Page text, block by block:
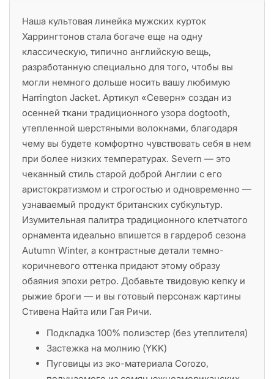
Наша культовая линейка мужских курток
Харрингтонов стала богаче еще на одну
классическую, типично английскую вещь,
разработанную специально для того, чтобы вы
могли немного дольше носить вашу любимую
Harrington Jacket. Артикул «Северн» создан из
осенней ткани традиционного узора dogtooth,
утепленной шерстяными волокнами, благодаря
чему вы будете комфортно чувствовать себя в нем
при более низких температурах. Severn — это
чеканный стиль старой доброй Англии с его
аристократизмом и строгостью и одновременно —
узнаваемый продукт британских субкультур.
Изумительная палитра традиционного клетчатого
орнамента идеально впишется в гардероб сезона
Autumn Winter, а контрастные детали темно-
коричневого оттенка придают этому образу
обаяния эпохи ретро. Добавьте твидовую кепку и
рыжие броги — и вы готовый персонаж картины
Стивена Найта или Гая Ричи.
Подкладка 100% полиэстер (без утеплителя)
Застежка на молнию (YKK)
Пуговицы из эко-материала Corozo,